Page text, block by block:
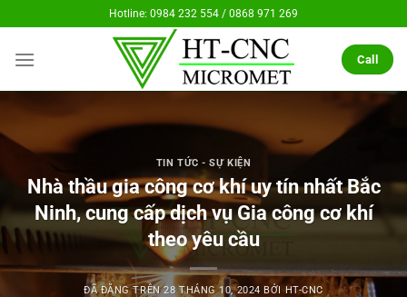
đến
nội
Hotline: 0984 232 554 / 0868 971 269
Call
TIN TỨC - SỰ KIỆN
Nhà thầu gia công cơ khí uy tín nhất Bắc
Ninh, cung cấp dịch vụ Gia công cơ khí
theo yêu cầu
ĐÃ ĐĂNG TRÊN28 THÁNG 10, 2024 BỞI HT-CNC